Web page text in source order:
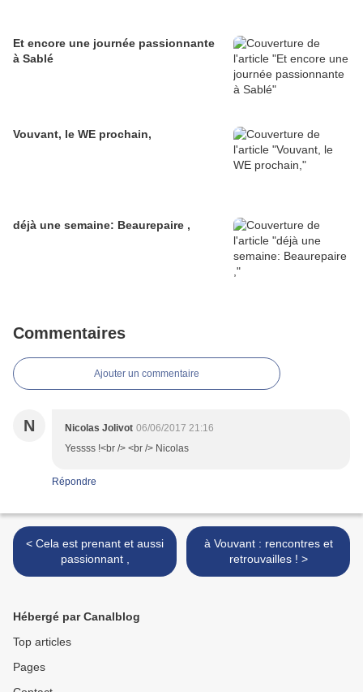
Et encore une journée passionnante
à Sablé
Vouvant, le WE prochain,
déjà une semaine: Beaurepaire ,
Commentaires
Ajouter un commentaire
N Nicolas Jolivot 06/06/2017 21:16
Yessss !<br /> <br /> Nicolas
Répondre
< Cela est prenant et aussi
passionnant ,
à Vouvant : rencontres et
retrouvailles ! >
Hébergé par Canalblog
Top articles
Pages